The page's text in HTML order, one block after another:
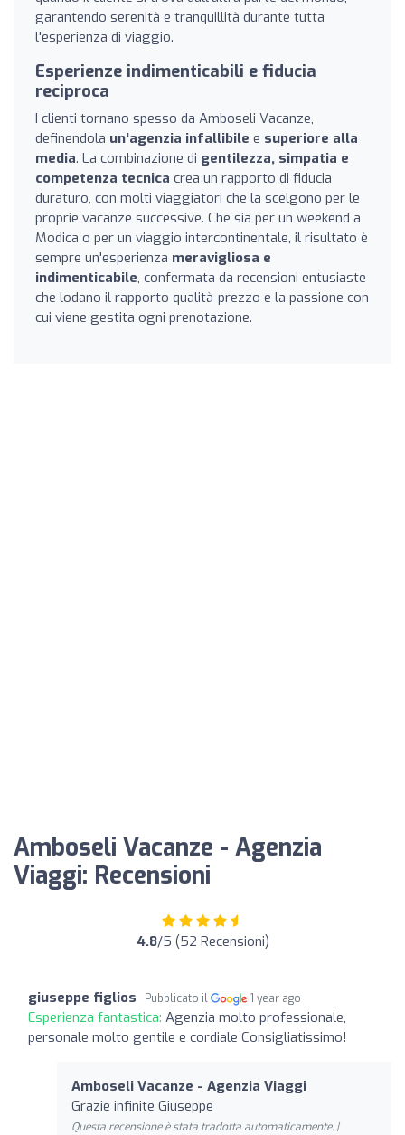
garantendo serenità e tranquillità durante tutta
l'esperienza di viaggio.
Esperienze indimenticabili e fiducia
reciproca
I clienti tornano spesso da Amboseli Vacanze,
definendola un'agenzia infallibile e superiore alla
media. La combinazione di gentilezza, simpatia e
competenza tecnica crea un rapporto di fiducia
duraturo, con molti viaggiatori che la scelgono per le
proprie vacanze successive. Che sia per un weekend a
Modica o per un viaggio intercontinentale, il risultato è
sempre un'esperienza meravigliosa e
indimenticabile, confermata da recensioni entusiaste
che lodano il rapporto qualità-prezzo e la passione con
cui viene gestita ogni prenotazione.
Amboseli Vacanze - Agenzia
Viaggi: Recensioni
4.8/5 (52 Recensioni)
giuseppe figlios Pubblicato il 1 year ago
Esperienza fantastica: Agenzia molto professionale,
personale molto gentile e cordiale Consigliatissimo!
Amboseli Vacanze - Agenzia Viaggi
Grazie infinite Giuseppe
Questa recensione è stata tradotta automaticamente. |